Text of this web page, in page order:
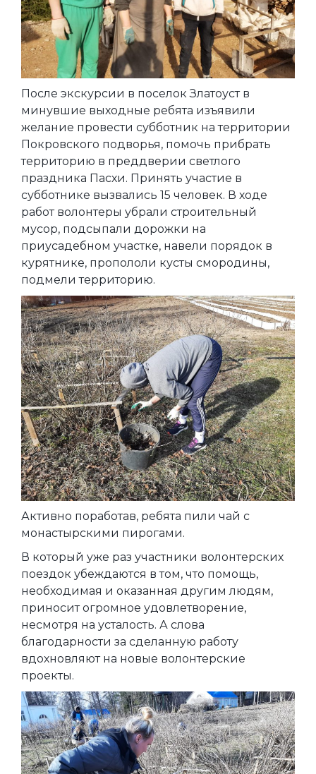
После экскурсии в поселок Златоуст в
минувшие выходные ребята изъявили
желание провести субботник на территории
Покровского подворья, помочь прибрать
территорию в преддверии светлого
праздника Пасхи. Принять участие в
субботнике вызвались 15 человек. В ходе
работ волонтеры убрали строительный
мусор, подсыпали дорожки на
приусадебном участке, навели порядок в
курятнике, пропололи кусты смородины,
подмели территорию.
Активно поработав, ребята пили чай с
монастырскими пирогами.
В который уже раз участники волонтерских
поездок убеждаются в том, что помощь,
необходимая и оказанная другим людям,
приносит огромное удовлетворение,
несмотря на усталость. А слова
благодарности за сделанную работу
вдохновляют на новые волонтерские
проекты.